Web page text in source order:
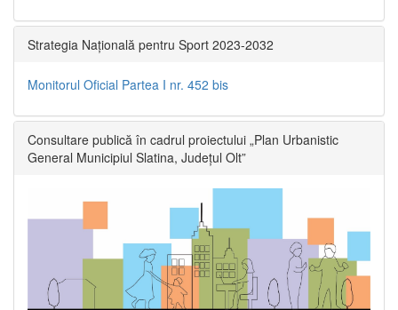
Strategia Națională pentru Sport 2023-2032
Monitorul Oficial Partea I nr. 452 bis
Consultare publică în cadrul proiectului „Plan Urbanistic
General Municipiul Slatina, Județul Olt”